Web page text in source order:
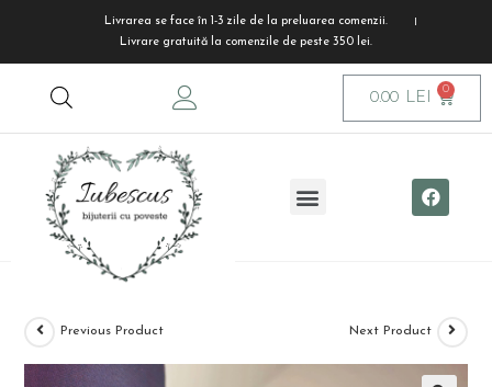
Livrarea se face în 1-3 zile de la preluarea comenzii.
Livrare gratuită la comenzile de peste 350 lei.
0.00 LEI
Previous Product Next Product